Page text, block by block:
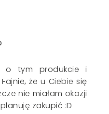
o tym produkcie i
że u Ciebie się
nie miałam okazji
zakupić :D